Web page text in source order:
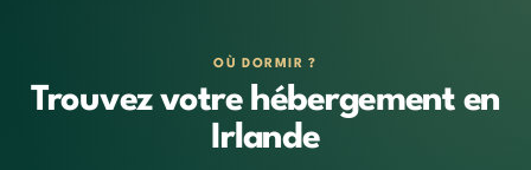
OÙ DORMIR ?
Trouvez votre hébergement en
Irlande